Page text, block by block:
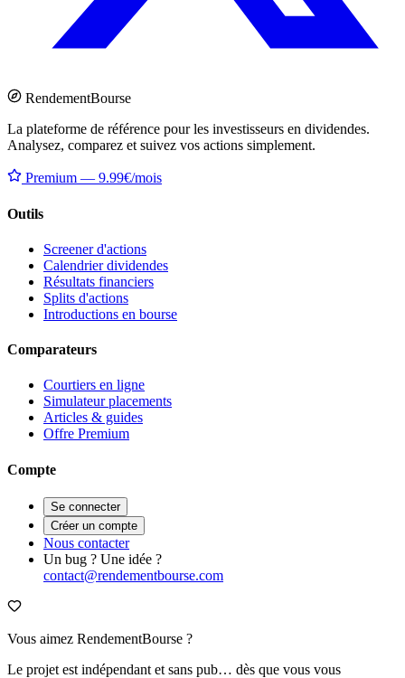
RendementBourse
La plateforme de référence pour les investisseurs en dividendes.
Analysez, comparez et suivez vos actions simplement.
Premium — 9.99€/mois
Outils
Screener d'actions
Calendrier dividendes
Résultats financiers
Splits d'actions
Introductions en bourse
Comparateurs
Courtiers en ligne
Simulateur placements
Articles & guides
Offre Premium
Compte
Se connecter
Créer un compte
Nous contacter
Un bug ? Une idée ?
contact@rendementbourse.com
Vous aimez RendementBourse ?
Le projet est indépendant et sans pub… dès que vous vous